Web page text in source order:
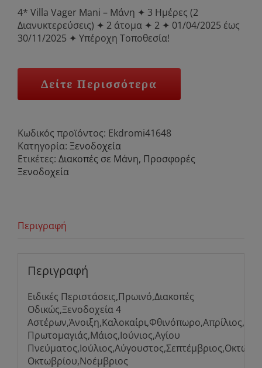
4* Villa Vager Mani – Μάνη ✦ 3 Ημέρες (2
Διανυκτερεύσεις) ✦ 2 άτομα ✦ 2 ✦ 01/04/2025 έως
30/11/2025 ✦ Υπέροχη Τοποθεσία!
Δείτε Περισσότερα
Κωδικός προϊόντος: Ekdromi41648
Κατηγορία: Ξενοδοχεία
Ετικέτες: Διακοπές σε Μάνη, Προσφορές
Ξενοδοχεία
Περιγραφή
Περιγραφή
Ειδικές Περιστάσεις,Πρωινό,Διακοπές
Οδικώς,Ξενοδοχεία 4
Πρωτομαγιάς,Μάιος,Ιούνιος,Αγίου
Οκτωβρίου,Νοέμβριος